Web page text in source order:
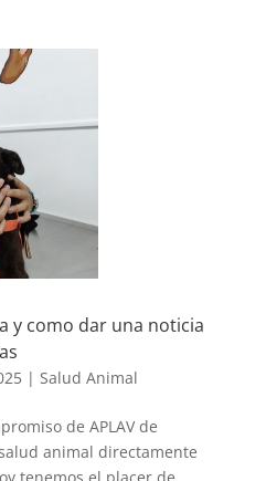
y como dar una noticia
| Salud Animal
de APLAV de
animal directamente